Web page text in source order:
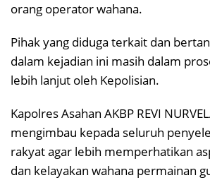
orang operator wahana.
Pihak yang diduga terkait dan
dalam kejadian ini masih dalam
lebih lanjut oleh Kepolisian.
Kapolres Asahan AKBP REVI
mengimbau kepada seluruh
rakyat agar lebih memperhatikan
dan kelayakan wahana permainan